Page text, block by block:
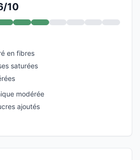
10
en fibres
saturées
modérée
ajoutés